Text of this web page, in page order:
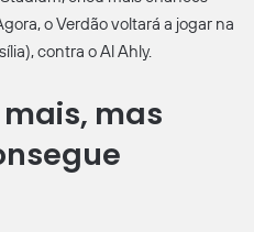
o Verdão voltará a jogar na
contra o Al Ahly.
mas